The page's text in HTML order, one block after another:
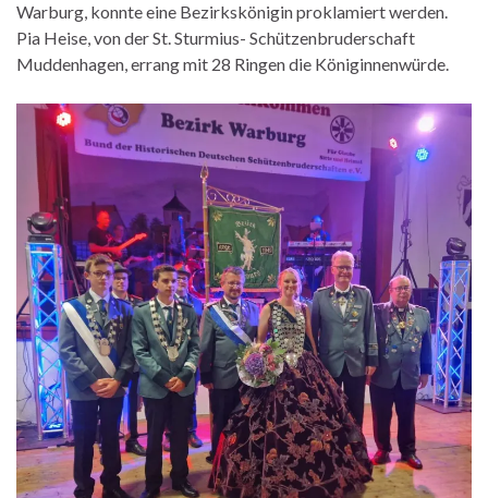
Warburg, konnte eine Bezirkskönigin proklamiert werden.
Pia Heise, von der St. Sturmius- Schützenbruderschaft
Muddenhagen, errang mit 28 Ringen die Königinnenwürde.